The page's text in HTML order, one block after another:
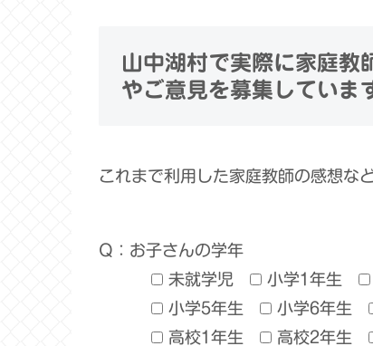
山中湖村で実際に家庭教
やご意見を募集していま
これまで利用した家庭教師の感想な
Q：お子さんの学年
未就学児
小学1年生
小学5年生
小学6年生
高校1年生
高校2年生